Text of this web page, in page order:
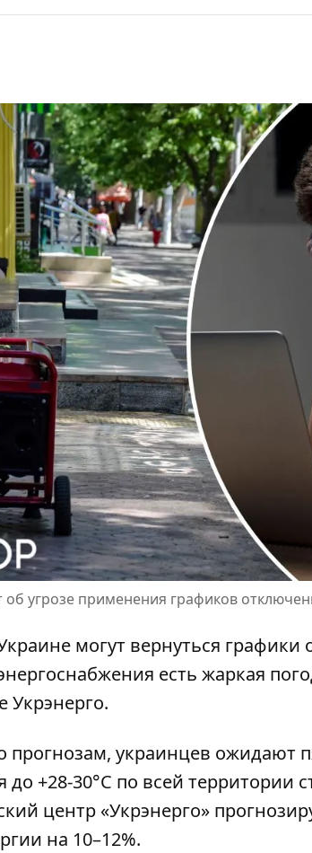
об угрозе применения графиков
могут вернуться графики
есть жаркая
Укрэнерго.
прогнозам, украинцев ожидают
до +28-30°C по всей территории
центр «Укрэнерго»
на 10–12%.